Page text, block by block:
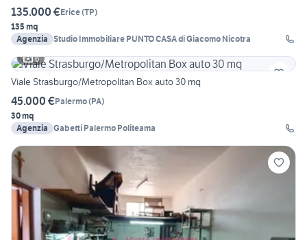
135.000 €Erice(TP)
135 mq
Agenzia Studio Immobiliare PUNTO CASA di Giacomo Nicotra
6
Viale Strasburgo/Metropolitan Box auto 30 mq
45.000 €Palermo(PA)
30 mq
Agenzia Gabetti Palermo Politeama